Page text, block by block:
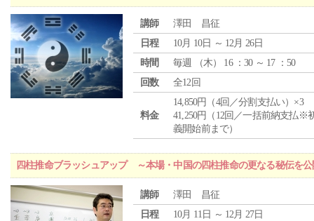
講師
澤田 昌征
日程
10月 10日 ～ 12月 26日
時間
毎週 （木） 16 ：30 ～ 17 ：50
回数
全12回
料金
14,850円（4回／分割支払い）×3
41,250円（12回／一括前納支払※
義開始前まで）
四柱推命ブラッシュアップ ～本場・中国の四柱推命の更なる秘伝を
講師
澤田 昌征
日程
10月 11日 ～ 12月 27日